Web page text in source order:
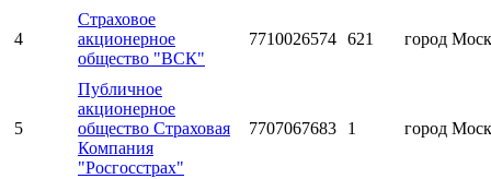
4
Страховое
акционерное
общество "ВСК"
7710026574 621 город
5
Публичное
акционерное
общество Страховая
Компания
"Росгосстрах"
7707067683 1 город